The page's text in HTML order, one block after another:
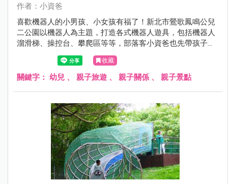
作者：小資爸
喜歡機器人的小男孩、小女孩有福了！新北市鶯歌鳳鳴公兒
二公園以機器人為主題，打造各式機器人遊具，包括機器人
溜滑梯、操控台、攀爬區等等，部落客小資爸也先帶孩子來
玩樂一番，快來看看吧～
收藏
關鍵字： 幼兒 、 親子旅遊 、 親子關係 、 親子景點